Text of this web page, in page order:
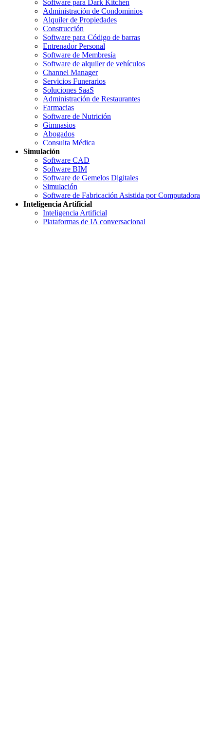
Software para Dark Kitchen
Administración de Condominios
Alquiler de Propiedades
Construcción
Software para Código de barras
Entrenador Personal
Software de Membresía
Software de alquiler de vehículos
Channel Manager
Servicios Funerarios
Soluciones SaaS
Administración de Restaurantes
Farmacias
Software de Nutrición
Gimnasios
Abogados
Consulta Médica
Simulación
Software CAD
Software BIM
Software de Gemelos Digitales
Simulación
Software de Fabricación Asistida por Computadora
Inteligencia Artificial
Inteligencia Artificial
Plataformas de IA conversacional